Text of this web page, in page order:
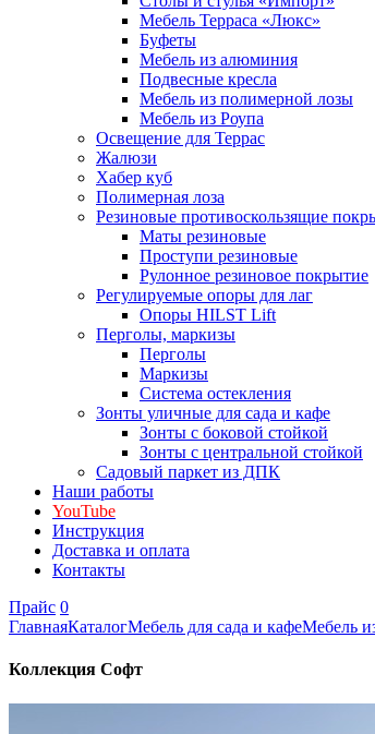
Мебель Терраса «Люкс»
Буфеты
Мебель из алюминия
Подвесные кресла
Мебель из полимерной лозы
Мебель из Роупа
Освещение для Террас
Жалюзи
Хабер куб
Полимерная лоза
Резиновые противоскользящие
Маты резиновые
Проступи резиновые
Рулонное резиновое покрытие
Регулируемые опоры для лаг
Опоры HILST Lift
Перголы, маркизы
Перголы
Маркизы
Система остекления
Зонты уличные для сада и кафе
Зонты с боковой стойкой
Зонты с центральной стойкой
Садовый паркет из ДПК
Наши работы
YouTube
Инструкция
Доставка и оплата
Контакты
Прайс 0
ГлавнаяКаталогМебель для сада и кафеМебель
Коллекция Софт